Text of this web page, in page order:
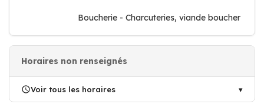
Boucherie - Charcuteries, viande boucher
Horaires non renseignés
Voir tous les horaires